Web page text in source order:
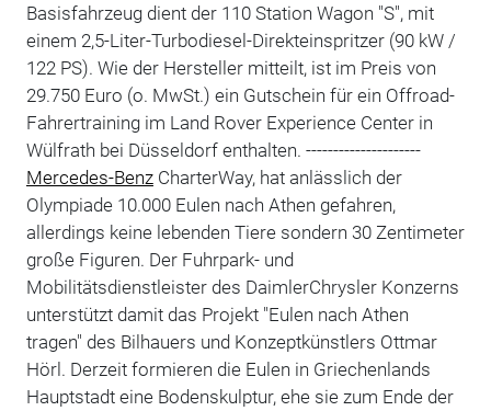
Basisfahrzeug dient der 110 Station Wagon "S", mit
einem 2,5-Liter-Turbodiesel-Direkteinspritzer (90 kW /
122 PS). Wie der Hersteller mitteilt, ist im Preis von
29.750 Euro (o. MwSt.) ein Gutschein für ein Offroad-
Fahrertraining im Land Rover Experience Center in
Wülfrath bei Düsseldorf enthalten. ---------------------
Mercedes-BenzCharterWay, hat anlässlich der
Olympiade 10.000 Eulen nach Athen gefahren,
allerdings keine lebenden Tiere sondern 30 Zentimeter
große Figuren. Der Fuhrpark- und
Mobilitätsdienstleister des DaimlerChrysler Konzerns
unterstützt damit das Projekt "Eulen nach Athen
tragen" des Bilhauers und Konzeptkünstlers Ottmar
Hörl. Derzeit formieren die Eulen in Griechenlands
Hauptstadt eine Bodenskulptur, ehe sie zum Ende der